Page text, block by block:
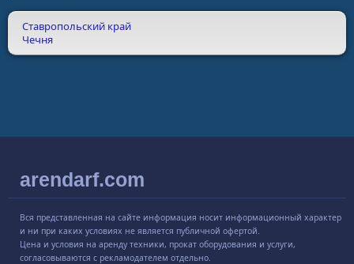
Ставропольский край
Чечня
arendarf.com
Вся представленная на сайте информация носит информационный характер
и ни при каких условиях не является публичной офертой.
Цена и условия на аренду техники, прокат оборудования и услуги,
согласовываются с рекламодателем отдельно.